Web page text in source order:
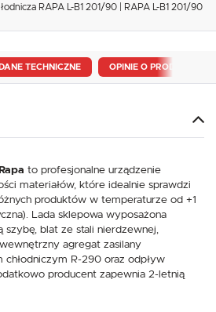
RAPA L-B1 201/90 | RAPA L-B1 201/90
DANE TECHNICZNE OPINIE O PRODUKCIE
to profesjonalne urządzenie
materiałów, które idealnie sprawdzi
produktów w temperaturze od +1
Lada sklepowa wyposażona
szybę, blat ze stali nierdzewnej,
agregat zasilany
R-290 oraz odpływ
producent zapewnia 2-letnią